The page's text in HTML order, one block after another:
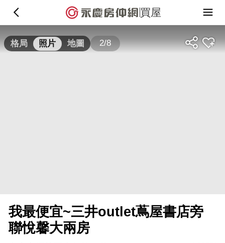
買屋
格局 照片 地圖 2/8
我最便宜~三井outlet蔦屋書店旁
聯悅馨大兩房